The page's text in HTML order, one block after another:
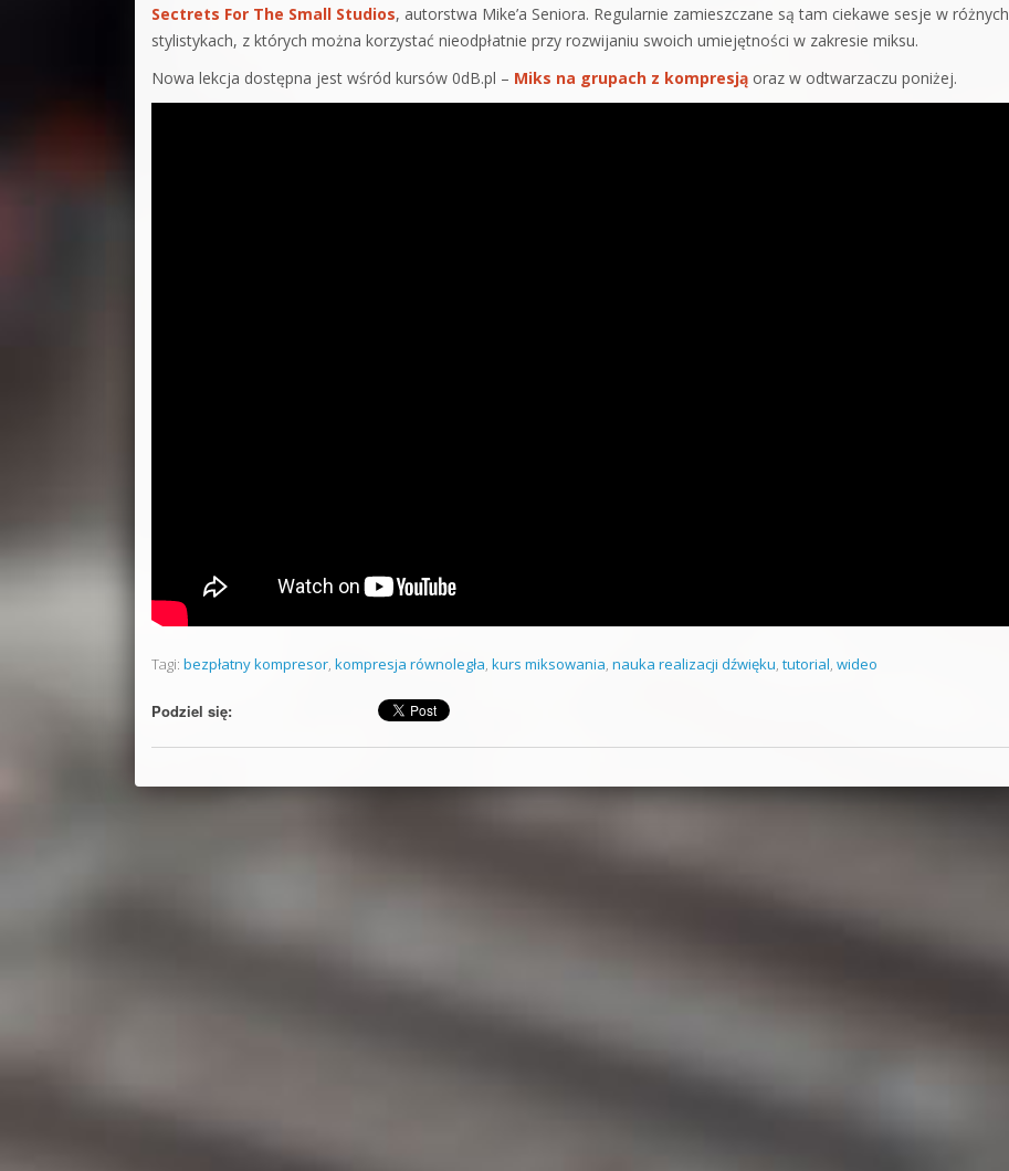
Sectrets For The Small Studios, autorstwa Mike’a Seniora. Regularnie zamieszczane są tam ciekawe sesje w różnych
stylistykach, z których można korzystać nieodpłatnie przy rozwijaniu swoich umiejętności w zakresie miksu.
Nowa lekcja dostępna jest wśród kursów 0dB.pl – Miks na grupach z kompresją oraz w odtwarzaczu poniżej.
Tagi: bezpłatny kompresor, kompresja równoległa, kurs miksowania, nauka realizacji dźwięku, tutorial, wideo
Podziel się: